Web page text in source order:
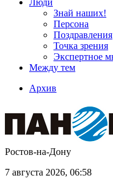
Люди
Знай наших!
Персона
Поздравления
Точка зрения
Экспертное
Между тем
Архив
Ростов-на-Дону
7 августа 2026, 06:58